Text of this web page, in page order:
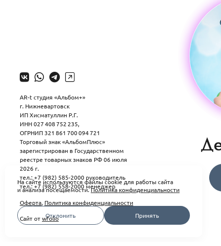
AR-t студия «Альбом+»
г. Нижневартовск
ИП Хисматуллин Р.Г.
ИНН 027 408 752 235,
ОГРНИП 321 861 700 094 721
Торговый знак «АльбомПлюс»
зарегистрирован в Государственном
реестре товарных знаков РФ 06 июля
2026 г.
тел.: +7 (982) 585-2000 руководитель
тел.: +7 (982) 558-2000 менеджер
Оферта, Политика конфиденциальности
Сайт отwfolio
На сайте используются файлы cookie для работы сайта
и анализа посещаемости.Политика конфиденциальности
Отклонить Принять